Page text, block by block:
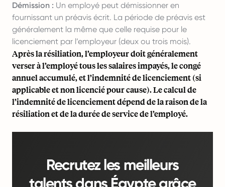
Démission : Un employé peut démissionner en
fournissant un préavis écrit. La période de préavis est
généralement la même que celle requise pour le
licenciement par l’employeur (deux ou trois mois).
Après la résiliation, l’employeur doit généralement
verser à l’employé tous les salaires impayés, le congé
annuel accumulé, et l’indemnité de licenciement (si
applicable et non licencié pour cause). Le calcul de
l’indemnité de licenciement dépend de la raison de la
résiliation et de la durée de service de l’employé.
Recrutez les meilleurs